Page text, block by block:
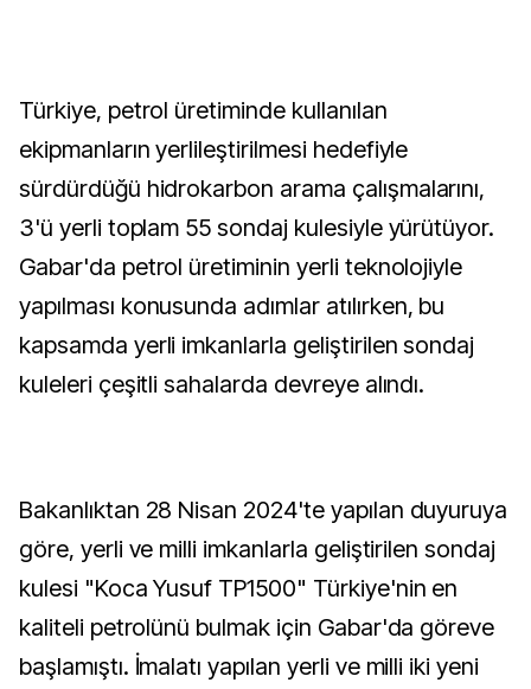
Türkiye, petrol üretiminde kullanılan
ekipmanların yerlileştirilmesi hedefiyle
sürdürdüğü hidrokarbon arama çalışmalarını,
3'ü yerli toplam 55 sondaj kulesiyle yürütüyor.
Gabar'da petrol üretiminin yerli teknolojiyle
yapılması konusunda adımlar atılırken, bu
kapsamda yerli imkanlarla geliştirilen sondaj
kuleleri çeşitli sahalarda devreye alındı.
Bakanlıktan 28 Nisan 2024'te yapılan duyuruya
göre, yerli ve milli imkanlarla geliştirilen sondaj
kulesi "Koca Yusuf TP1500" Türkiye'nin en
kaliteli petrolünü bulmak için Gabar'da göreve
başlamıştı. İmalatı yapılan yerli ve milli iki yeni